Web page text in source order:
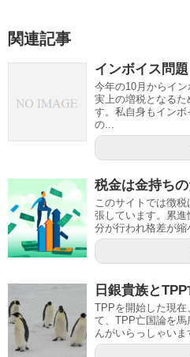
関連記事
インボイス問題
今年の10月からイ
実上の増税となるた
す。私自身もインボ
の...
税金は金持ち
このサイトでは徴
張しています。累
分が行われ格差が
日銀貴族と
TPPを開始した現在
て、TPP亡国論を馬
んがいらっしゃい